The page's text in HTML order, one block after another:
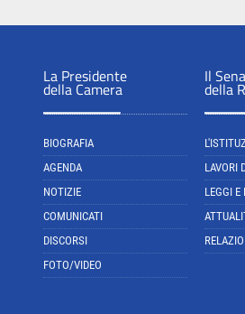
La Presidente
della Camera
BIOGRAFIA
AGENDA
NOTIZIE
COMUNICATI
DISCORSI
FOTO/VIDEO
Il
della
LAVORI
LEGGI E